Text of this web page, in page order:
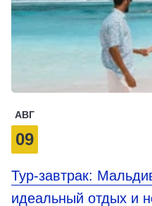
АВГ
09
Тур-завтрак:
идеальный отдых и